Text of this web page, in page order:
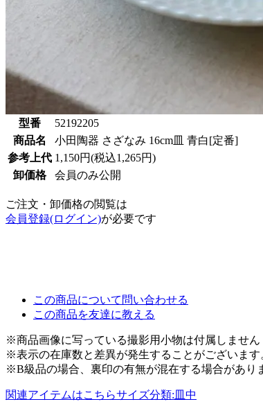
型番
52192205
商品名
小田陶器 さざなみ 16cm皿 青白[定番]
参考上代 1,150円(税込1,265円)
卸価格
会員のみ公開
ご注文・卸価格の閲覧は
会員登録(ログイン)が必要です
この商品について問い合わせる
この商品を友達に教える
※商品画像に写っている撮影用小物は付属しません
※表示の在庫数と差異が発生することがございま
※B級品の場合、裏印の有無が混在する場合があり
関連アイテムはこちらサイズ分類:皿中